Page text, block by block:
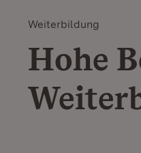
Weiterbildung
Hohe